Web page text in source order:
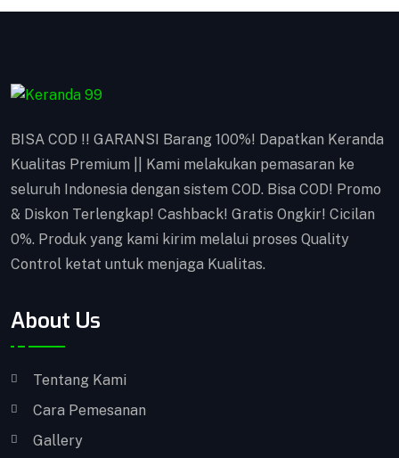
Control ketat untuk menjaga Kualitas.
BISA COD !! GARANSI Barang 100%! Dapatkan Keranda
Kualitas Premium || Kami melakukan pemasaran ke
seluruh Indonesia dengan sistem COD. Bisa COD! Promo
& Diskon Terlengkap! Cashback! Gratis Ongkir! Cicilan
0%. Produk yang kami kirim melalui proses Quality
Control ketat untuk menjaga Kualitas.
About Us
Tentang Kami
Cara Pemesanan
Gallery